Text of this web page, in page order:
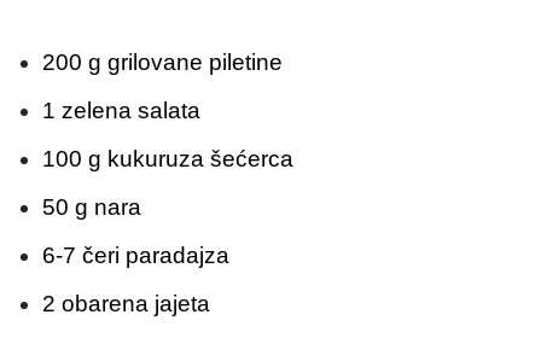
200 g grilovane piletine
1 zelena salata
100 g kukuruza šećerca
50 g nara
6-7 čeri paradajza
2 obarena jajeta